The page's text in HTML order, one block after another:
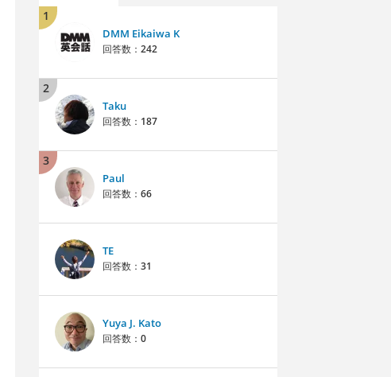
1
DMM Eikaiwa K
回答数： 242
2
Taku
回答数： 187
3
Paul
回答数： 66
TE
回答数： 31
Yuya J. Kato
回答数： 0